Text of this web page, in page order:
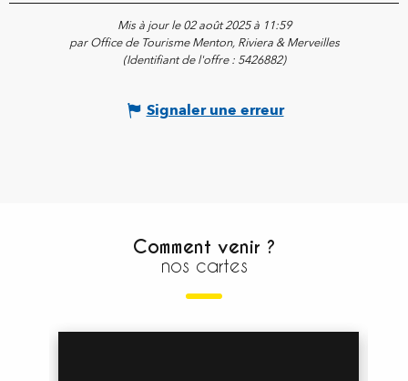
Mis à jour le 02 août 2025 à 11:59
par Office de Tourisme Menton, Riviera & Merveilles
(Identifiant de l'offre : 5426882)
Signaler une erreur
Comment venir ?
nos cartes